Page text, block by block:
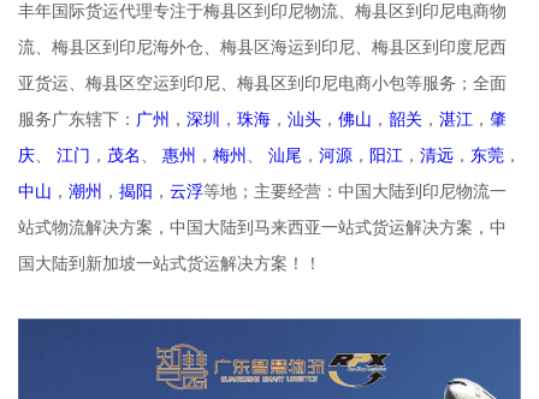
丰年国际货运代理专注于梅县区到印尼物流、梅县区到印尼电商物
流、梅县区到印尼海外仓、梅县区海运到印尼、梅县区到印度尼西
亚货运、梅县区空运到印尼、梅县区到印尼电商小包等服务；全面
服务广东辖下： 广州 ， 深圳 ， 珠海 ， 汕头 ， 佛山 ， 韶关 ， 湛江 ， 肇
庆
江门 ， 茂名 惠州 ， 梅州 汕尾 ， 河源 ， 阳江 ， 清远 ， 东莞 ，
中山 ， 潮州 ， 揭阳 ， 云浮等地；主要经营：中国大陆到印尼物流一
站式物流解决方案，中国大陆到马来西亚一站式货运解决方案，中
国大陆到新加坡一站式货运解决方案！！